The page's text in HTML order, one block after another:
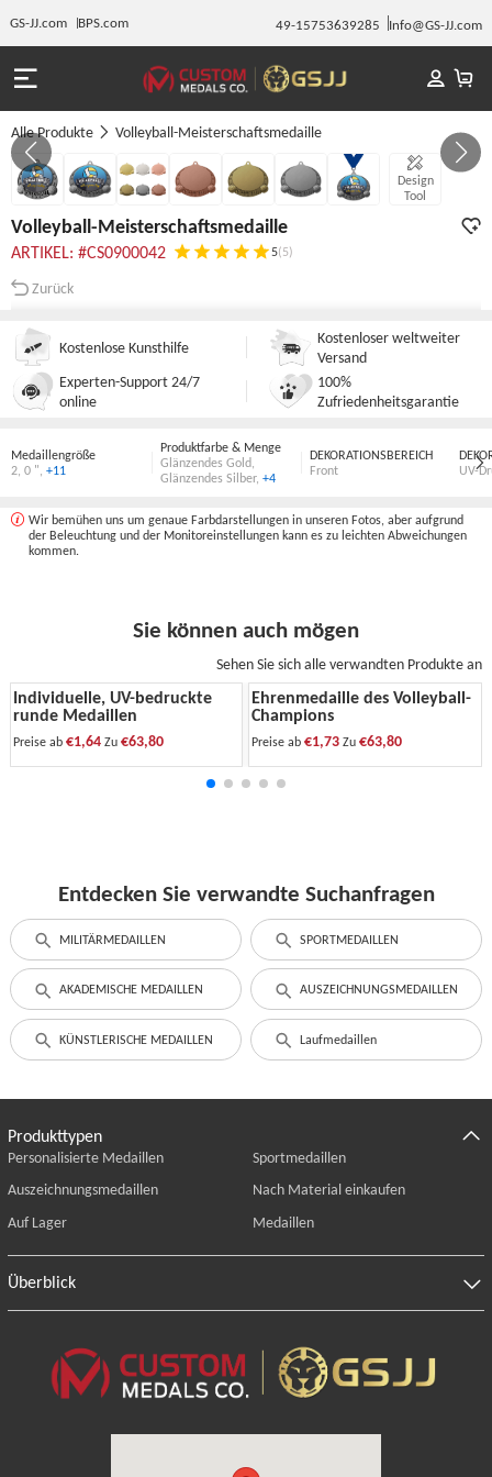
GS-JJ.com BPS.com 49-15753639285 Info@GS-JJ.com
Alle Produkte Volleyball-Meisterschaftsmedaille
Design
Tool
Gallery 1/7
Volleyball-Meisterschaftsmedaille
ARTIKEL: #CS0900042 5(5)
Zurück
Kostenlose Kunsthilfe
Kostenloser weltweiter
Versand
Experten-Support 24/7
online
100%
Zufriedenheitsgarantie
Medaillengröße
2 0 " +11
Produktfarbe & Menge
Glänzendes Gold,
Glänzendes Silber, +4
DEKORATIONSBEREICH
Front
UV-
Wir bemühen uns um genaue Farbdarstellungen in unseren Fotos, aber aufgrund
der Beleuchtung und der Monitoreinstellungen kann es zu leichten Abweichungen
kommen.
Sie können auch mögen
Sehen Sie sich alle verwandten Produkte an
Individuelle, UV-bedruckte
runde Medaillen
Preise ab €1,64 Zu €63,80
Ehrenmedaille des Volleyball-
Champions
Preise ab€1,73Zu €63,80
Entdecken Sie verwandte Suchanfragen
MILITÄRMEDAILLEN SPORTMEDAILLEN
AKADEMISCHE MEDAILLEN AUSZEICHNUNGSMEDAILLEN
KÜNSTLERISCHE MEDAILLEN Laufmedaillen
Produkttypen
Personalisierte Medaillen
Sportmedaillen
Auszeichnungsmedaillen
Nach Material einkaufen
Auf Lager
Medaillen
Überblick